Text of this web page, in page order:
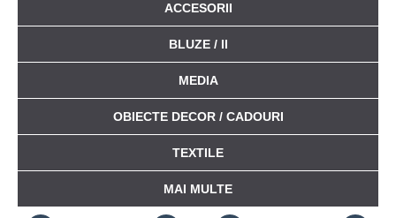
ACCESORII
BLUZE / II
MEDIA
OBIECTE DECOR / CADOURI
TEXTILE
MAI MULTE